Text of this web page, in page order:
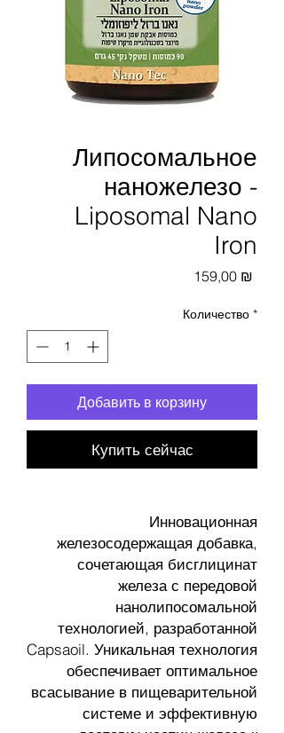
Липосомальное
наножелезо -
Liposomal Nano
Iron
159,00 ₪
Количество *
Добавить в корзину
Купить сейчас
Инновационная
железосодержащая добавка,
сочетающая бисглицинат
железа с передовой
нанолипосомальной
технологией, разработанной
Capsaoil. Уникальная технология
обеспечивает оптимальное
всасывание в пищеварительной
системе и эффективную